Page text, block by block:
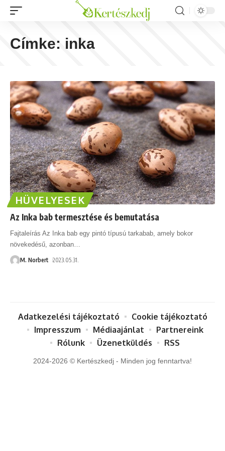
Címke: inka
HÜVELYESEK
Az Inka bab termesztése és bemutatása
Fajtaleírás Az Inka bab egy pintó típusú tarkabab, amely bokor
növekedésű, azonban
M. Norbert 2023.05.31.
2024-2026 © Kertészkedj - Minden jog fenntartva!
Adatkezelési tájékoztató
Cookie tájékoztató
Impresszum
Médiaajánlat
Partnereink
Rólunk
Üzenetküldés RSS